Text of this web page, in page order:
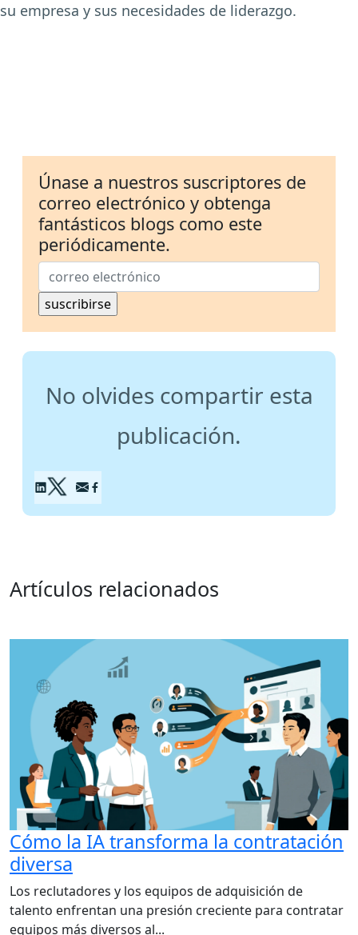
su empresa y sus necesidades de liderazgo.
Únase a nuestros suscriptores de
correo electrónico y obtenga
fantásticos blogs como este
periódicamente.
No olvides compartir esta
publicación.
Artículos relacionados
Cómo la IA transforma la contratación
diversa
Los reclutadores y los equipos de adquisición de
talento enfrentan una presión creciente para contratar
equipos más diversos al...